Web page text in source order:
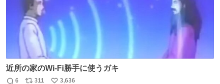
近所の家のWi-Fi勝手に使うガキ
6 311 3,636